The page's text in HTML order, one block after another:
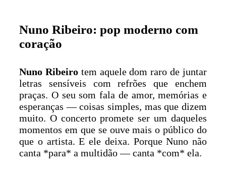
Nuno Ribeiro: pop moderno com
coração
Nuno Ribeirotem aquele dom raro de juntar
letras sensíveis com refrões que enchem
praças. O seu som fala de amor, memórias e
esperanças — coisas simples, mas que dizem
muito. O concerto promete ser um daqueles
momentos em que se ouve mais o público do
que o artista. E ele deixa. Porque Nuno não
canta *para* a multidão — canta *com* ela.